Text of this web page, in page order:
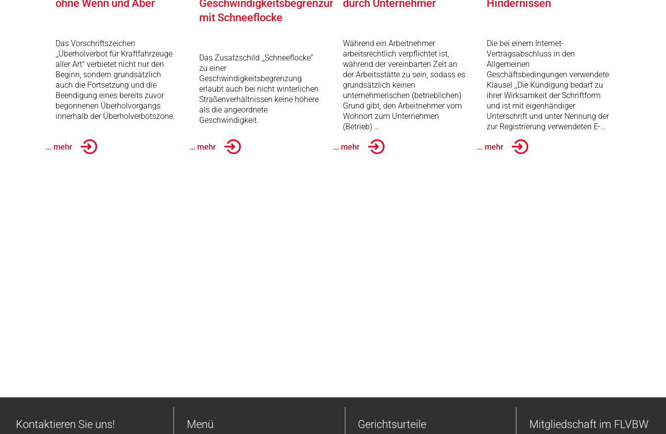
ohne Wenn und Aber
Das Vorschriftszeichen
,,Überholverbot für Kraftfahrzeuge
aller Art" verbietet nicht nur den
Beginn, sondern grundsätzlich
auch die Fortsetzung und die
Beendigung eines bereits zuvor
begonnenen Überholvorgangs
innerhalb der Überholverbotszone.
... mehr
Geschwindigkeitsbegrenzung
mit Schneeflocke
Das Zusatzschild ,,Schneeflocke"
zu einer
Geschwindigkeitsbegrenzung
erlaubt auch bei nicht winterlichen
Straßenverhältnissen keine höhere
als die angeordnete
Geschwindigkeit.
... mehr
durch Unternehmer
Während ein Arbeitnehmer
arbeitsrechtlich verpflichtet ist,
während der vereinbarten Zeit an
der Arbeitsstätte zu sein, sodass es
grundsätzlich keinen
unternehmerischen (betrieblichen)
Grund gibt, den Arbeitnehmer vom
Wohnort zum Unternehmen
(Betrieb) …
... mehr
Hindernissen
Die bei einem Internet-
Vertragsabschluss in den
Allgemeinen
Geschäftsbedingungen verwendete
Klausel ,,Die Kündigung bedarf zu
ihrer Wirksamkeit der Schriftform
und ist mit eigenhändiger
Unterschrift und unter Nennung der
zur Registrierung verwendeten E-…
... mehr
Kontaktieren Sie uns! Menü Gerichtsurteile Mitgliedschaft im FLVBW